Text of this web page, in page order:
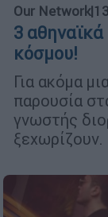
Our Network|
3
κόσμου!
Για ακόμα
παρουσία
γνωστής
ξεχωρίζουν.